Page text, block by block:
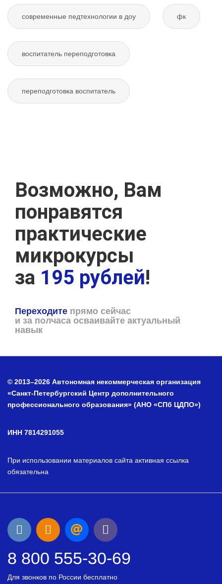
современные педтехнологии в доу фк
воспитатель переподготовка
переподготовка воспитатель
Возможно, Вам
понравятся
практические
микрокурсы
за 195 рублей!
Переходите прямо сейчас
и за полчаса осваивайте актуальный
навык
© 2013–2026 Автономная некоммерческая организация
«Санкт-Петербургский Центр дополнительного
профессионального образования» (АНО «СПб ЦДПО»)
ИНН 7814291055
При использовании материалов сайта активная ссылка
обязательна
8 800 555-30-69
Для звонков по России бесплатно